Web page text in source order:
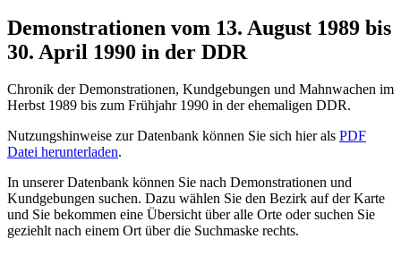
Demonstrationen vom 13. August 1989 bis
30. April 1990 in der DDR
Chronik der Demonstrationen, Kundgebungen und Mahnwachen im
Herbst 1989 bis zum Frühjahr 1990 in der ehemaligen DDR.
Nutzungshinweise zur Datenbank können Sie sich hier als PDF
Datei herunterladen.
In unserer Datenbank können Sie nach Demonstrationen und
Kundgebungen suchen. Dazu wählen Sie den Bezirk auf der Karte
und Sie bekommen eine Übersicht über alle Orte oder suchen Sie
geziehlt nach einem Ort über die Suchmaske rechts.